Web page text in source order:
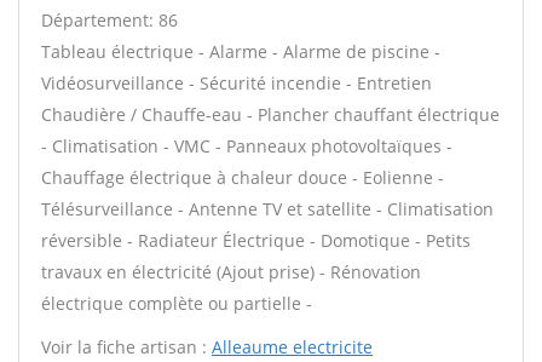
Département: 86
Tableau électrique - Alarme - Alarme de piscine -
Vidéosurveillance - Sécurité incendie - Entretien
Chaudière / Chauffe-eau - Plancher chauffant électrique
- Climatisation - VMC - Panneaux photovoltaïques -
Chauffage électrique à chaleur douce - Eolienne -
Télésurveillance - Antenne TV et satellite - Climatisation
réversible - Radiateur Électrique - Domotique - Petits
travaux en électricité (Ajout prise) - Rénovation
électrique complète ou partielle -
Voir la fiche artisan : Alleaume electricite